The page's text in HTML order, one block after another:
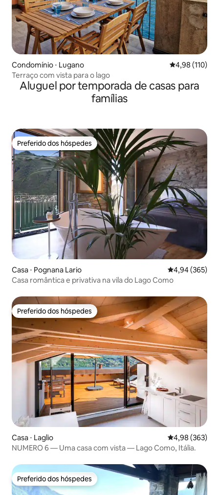
Condomínio ⋅ Lugano 4,98 de uma
4,98 (110)
Terraço com vista para o lago
Aluguel por temporada de casas para
famílias
Preferido dos hóspedes
Preferido dos hóspedes
Casa ⋅ Pognana Lario 4,94 de uma
4,94 (365)
Casa romântica e privativa na vila do Lago Como
Preferido dos hóspedes
Preferido dos hóspedes
Casa ⋅ Laglio 4,98 de uma
4,98 (363)
NUMERO 6 — Uma casa com vista — Lago Como, Itália.
Preferido dos hóspedes
Preferido dos hóspedes